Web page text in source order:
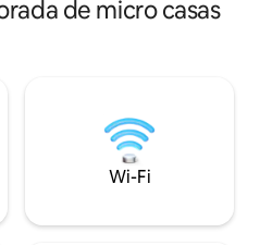
de
bebês
minutos,
são altamente
visitar.
de micro casas
Wi-Fi